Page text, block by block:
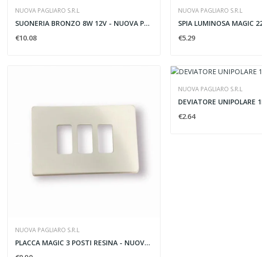
NUOVA PAGLIARO S.R.L
SUONERIA BRONZO 8W 12V - NUOVA PAGLIARO 4531
€10.08
NUOVA PAGLIARO S.R.L
€5.29
NUOVA PAGLIARO S.R.L
PLACCA MAGIC 3 POSTI RESINA - NUOVA PAGLIARO...
NUOVA PAGLIARO S.R.L
€2.64